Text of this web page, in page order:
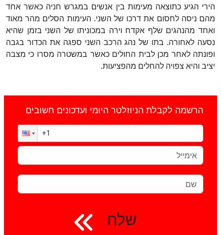
הירי הגיע כתוצאה מעימות בין אנשים במגרש חניה כאשר אחד
מהם ניסה לחסום את דרכו של השני. העימות הסלים מהר מאוד
ואחד מהנהגים שלף אקדח וירה במכוניתו של השני בזמן שהיא
נסעה לאחורה. בתו של נהג הרכב השני ספגה את הכדור בגבה
ופונתה לאחר מכן לבית החולים כאשר במשטרה מסרו כי מצבה
יציב והיא צפויה להחלים מהפציעות.
הרשמה לקבלת הניוזלטר היומי ועדכונים חשובים
שלח